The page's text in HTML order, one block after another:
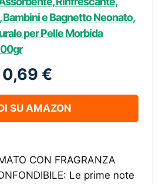
e Bagnetto Neonato,
per Pelle Morbida
0,69 €
SU AMAZON
CON FRAGRANZA
Le prime note